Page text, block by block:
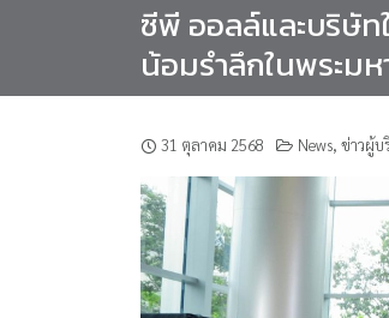
ซีพี ออลล์และบริษั
น้อมรำลึกในพระม
31 ตุลาคม 2568 News, ข่าวผู้บ